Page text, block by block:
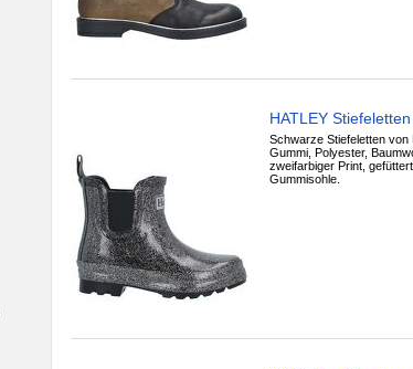
HATLEY Stiefeletten
Schwarze Stiefeletten von
Gummi, Polyester,
zweifarbiger Print,
Gummisohle.